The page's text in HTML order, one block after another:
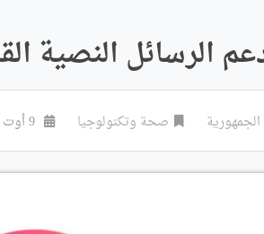
الرسائل النصية
الجمهورية صحة وتكنولوجيا 9 أوت 2023